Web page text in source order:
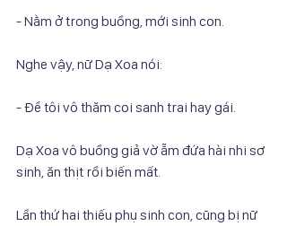
- Nằm ở trong buồng, mới sinh con.
Nghe vậy, nữ Dạ Xoa nói:
- Để tôi vô thăm coi sanh trai hay gái.
Dạ Xoa vô buồng giả vờ ẵm đứa hài nhi sơ
sinh, ăn thịt rồi biến mất.
Lần thứ hai thiếu phụ sinh con, cũng bị nữ